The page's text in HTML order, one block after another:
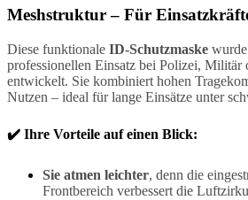
Meshstruktur – Für
Diese funktionale ID-Schutzmaske
professionellen Einsatz bei Polizei, Militär
entwickelt. Sie kombiniert hohen
Nutzen – ideal für lange Einsätze unter
✔️ Ihre Vorteile auf einen Blick:
Sie atmen leichter, denn die
Frontbereich verbessert die